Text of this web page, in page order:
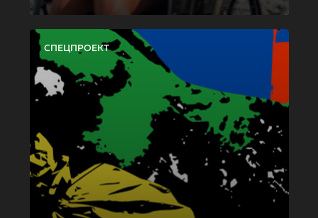
СПЕЦПРОЕКТ